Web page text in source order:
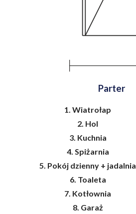
Parter
1. Wiatrołap
2. Hol
3. Kuchnia
4. Spiżarnia
5. Pokój dzienny + jadalnia
6. Toaleta
7. Kotłownia
8. Garaż